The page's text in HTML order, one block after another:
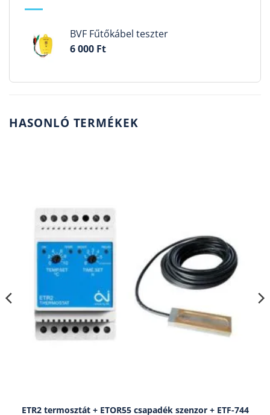
BVF Fűtőkábel teszter
6 000 Ft
HASONLÓ TERMÉKEK
ETR2 termosztát + ETOR55 csapadék szenzor + ETF-744